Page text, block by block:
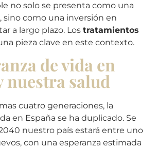
no solo se presenta como una
, sino como una inversión en
a largo plazo. Los tratamientos
pieza clave en este contexto.
de vida en
nuestra salud
cuatro generaciones, la
en España se ha duplicado. Se
nuestro país estará entre uno
con una esperanza estimada